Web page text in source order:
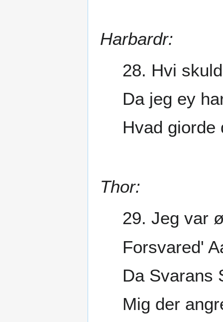
Harbardr:
28. Hvi
Da jeg ey
Hvad giorde
Thor:
29. Jeg var
Forsvared'
Da Svarans
Mig der